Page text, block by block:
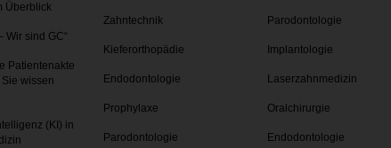
Überblick
Wir sind GC“
Patientenakte
Sie wissen
(KI) in
Zahntechnik
Kieferorthopädie
Endodontologie
Prophylaxe
Parodontologie
Parodontologie
Implantologie
Laserzahnmedizin
Oralchirurgie
Endodontologie